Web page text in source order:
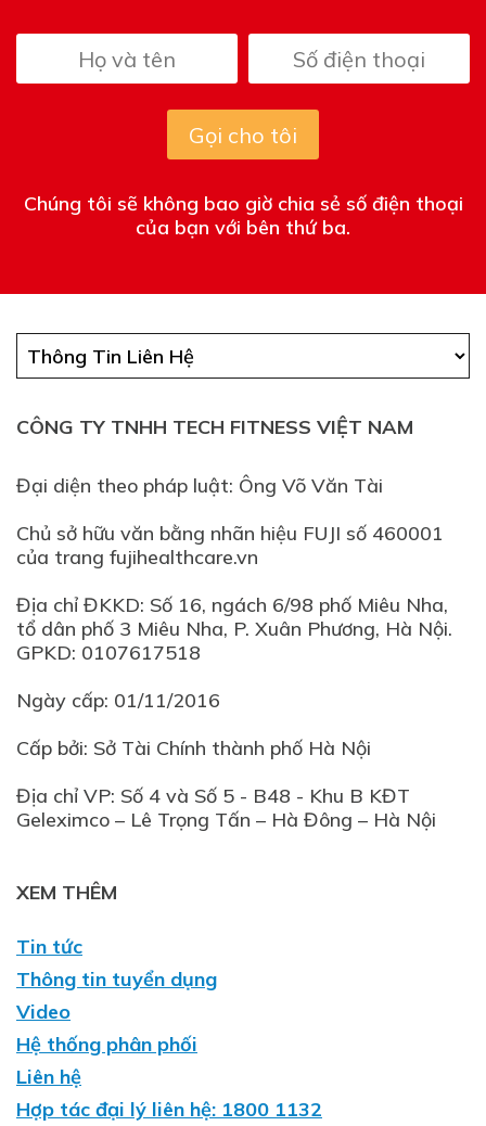
Gọi cho tôi
Chúng tôi sẽ không bao giờ chia sẻ số điện thoại
của bạn với bên thứ ba.
CÔNG TY TNHH TECH FITNESS VIỆT NAM
Đại diện theo pháp luật: Ông Võ Văn Tài
Chủ sở hữu văn bằng nhãn hiệu FUJI số 460001
của trang fujihealthcare.vn
Địa chỉ ĐKKD: Số 16, ngách 6/98 phố Miêu Nha,
tổ dân phố 3 Miêu Nha, P. Xuân Phương, Hà Nội.
GPKD: 0107617518
Ngày cấp: 01/11/2016
Cấp bởi: Sở Tài Chính thành phố Hà Nội
Địa chỉ VP: Số 4 và Số 5 - B48 - Khu B KĐT
XEM THÊM
Tin tức
Thông tin tuyển dụng
Video
Hệ thống phân phối
Liên hệ
Hợp tác đại lý liên hệ: 1800 1132